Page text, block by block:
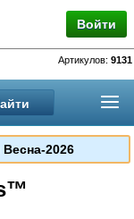
Войти
Артикулов: 9131
Весна-2026